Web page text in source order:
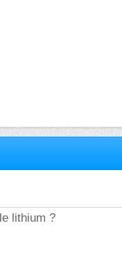
lithium ?